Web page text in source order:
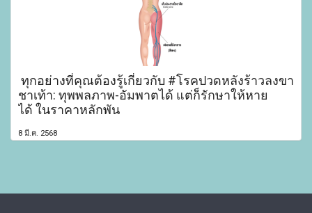
ทุกอย่างที่คุณต้องรู้เกี่ยวกับ #โรคปวดหลังร้าวลงขา
ชาเท้า: ทุพพลภาพ-อัมพาตได้ แต่ก็รักษาให้หาย
ได้ ในราคาหลักพัน
8 มี.ค. 2568